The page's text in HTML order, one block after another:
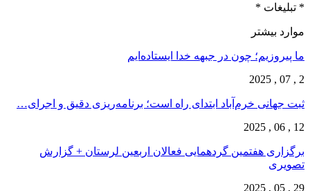
* تبلیغات *
موارد بیشتر
ما پیروزیم؛ چون در جبهه خدا ایستاده‌ایم
2 , 07 , 2025
ثبت جهانی خرم‌‌آباد ابتدای راه است؛ برنامه‌ریزی دقیق و اجرای…
12 , 06 , 2025
برگزاری هفتمین گردهمایی فعالان اربعین لرستان + گزارش
تصویری
29 , 05 , 2025